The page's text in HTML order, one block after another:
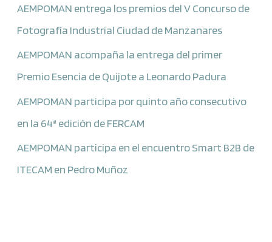
AEMPOMAN entrega los premios del V Concurso de
Fotografía Industrial Ciudad de Manzanares
AEMPOMAN acompaña la entrega del primer
Premio Esencia de Quijote a Leonardo Padura
AEMPOMAN participa por quinto año consecutivo
en la 64ª edición de FERCAM
AEMPOMAN participa en el encuentro Smart B2B de
ITECAM en Pedro Muñoz